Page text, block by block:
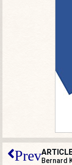
Prev